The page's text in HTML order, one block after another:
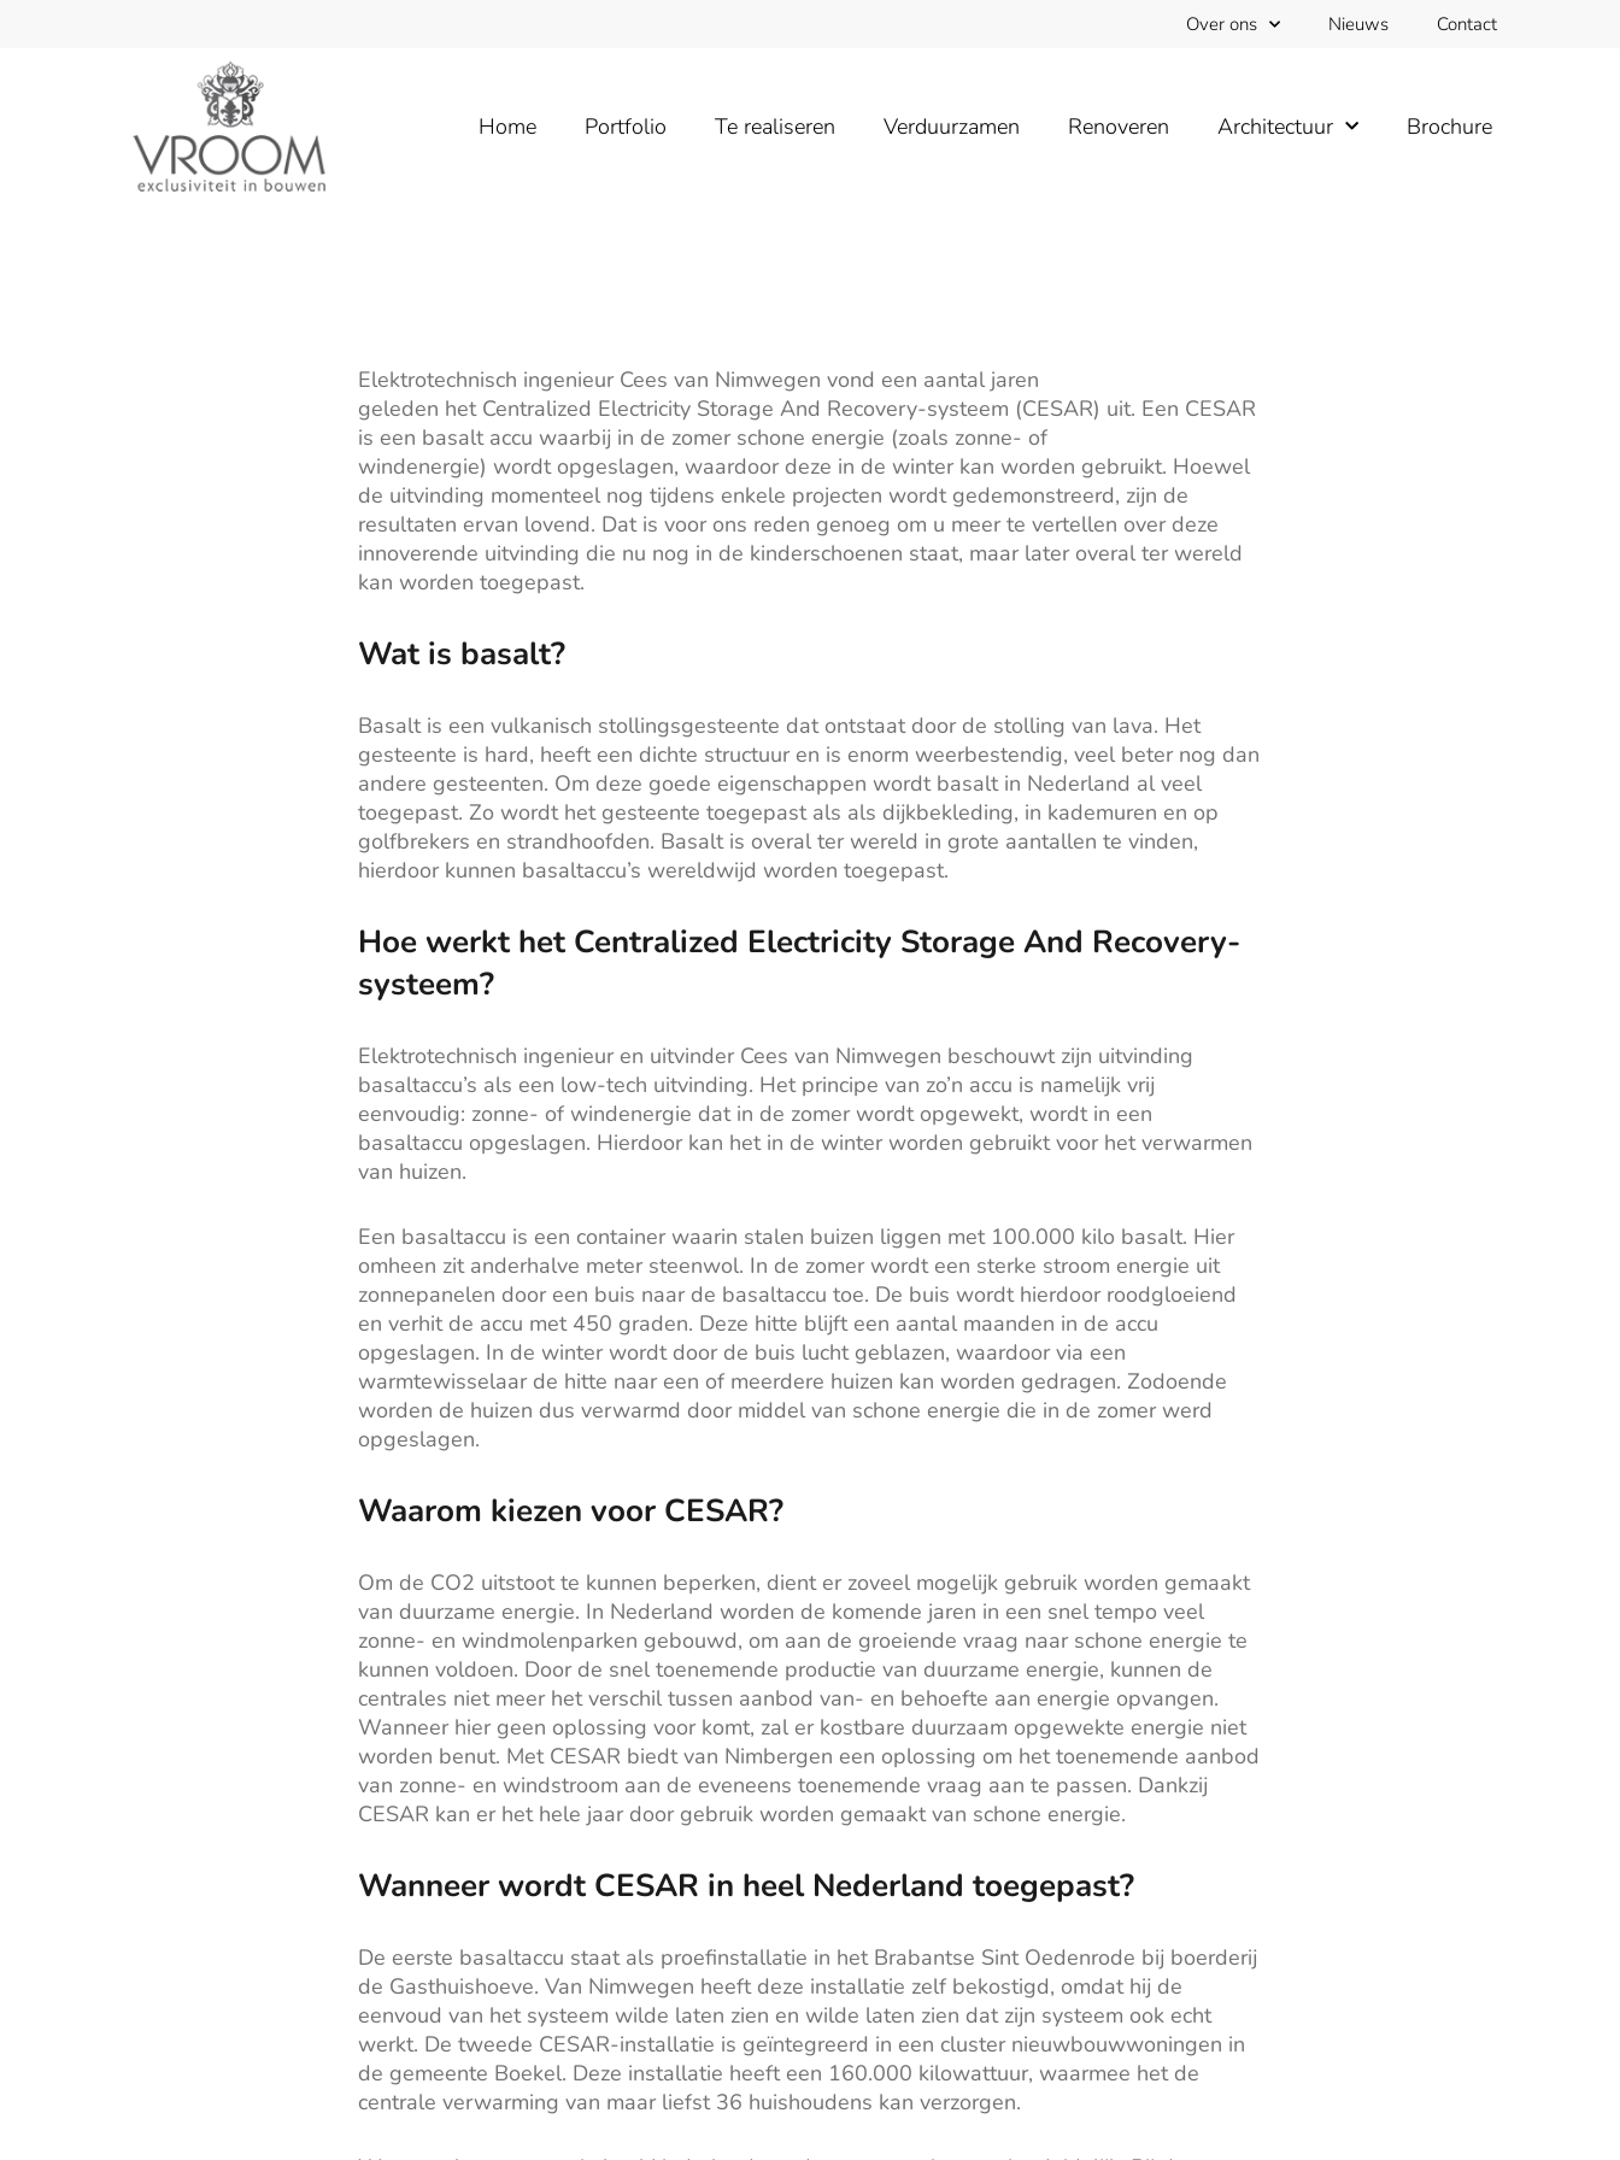
Over ons Nieuws Contact
Home Portfolio Te realiseren Verduurzamen Renoveren Architectuur Brochure
Elektrotechnisch ingenieur Cees van Nimwegen vond een aantal jaren
geleden het Centralized Electricity Storage And Recovery-systeem (CESAR) uit. Een CESAR
is een basalt accu waarbij in de zomer schone energie (zoals zonne- of
windenergie) wordt opgeslagen, waardoor deze in de winter kan worden gebruikt. Hoewel
de uitvinding momenteel nog tijdens enkele projecten wordt gedemonstreerd, zijn de
resultaten ervan lovend. Dat is voor ons reden genoeg om u meer te vertellen over deze
innoverende uitvinding die nu nog in de kinderschoenen staat, maar later overal ter wereld
kan worden toegepast.
Wat is basalt?
Basalt is een vulkanisch stollingsgesteente dat ontstaat door de stolling van lava. Het
gesteente is hard, heeft een dichte structuur en is enorm weerbestendig, veel beter nog dan
andere gesteenten. Om deze goede eigenschappen wordt basalt in Nederland al veel
toegepast. Zo wordt het gesteente toegepast als als dijkbekleding, in kademuren en op
golfbrekers en strandhoofden. Basalt is overal ter wereld in grote aantallen te vinden,
hierdoor kunnen basaltaccu’s wereldwijd worden toegepast.
Hoe werkt het Centralized Electricity Storage And Recovery-
systeem?
Elektrotechnisch ingenieur en uitvinder Cees van Nimwegen beschouwt zijn uitvinding
basaltaccu’s als een low-tech uitvinding. Het principe van zo’n accu is namelijk vrij
eenvoudig: zonne- of windenergie dat in de zomer wordt opgewekt, wordt in een
basaltaccu opgeslagen. Hierdoor kan het in de winter worden gebruikt voor het verwarmen
van huizen.
Een basaltaccu is een container waarin stalen buizen liggen met 100.000 kilo basalt. Hier
omheen zit anderhalve meter steenwol. In de zomer wordt een sterke stroom energie uit
zonnepanelen door een buis naar de basaltaccu toe. De buis wordt hierdoor roodgloeiend
en verhit de accu met 450 graden. Deze hitte blijft een aantal maanden in de accu
opgeslagen. In de winter wordt door de buis lucht geblazen, waardoor via een
warmtewisselaar de hitte naar een of meerdere huizen kan worden gedragen. Zodoende
worden de huizen dus verwarmd door middel van schone energie die in de zomer werd
opgeslagen.
Waarom kiezen voor CESAR?
Om de CO2 uitstoot te kunnen beperken, dient er zoveel mogelijk gebruik worden gemaakt
van duurzame energie. In Nederland worden de komende jaren in een snel tempo veel
zonne- en windmolenparken gebouwd, om aan de groeiende vraag naar schone energie te
kunnen voldoen. Door de snel toenemende productie van duurzame energie, kunnen de
centrales niet meer het verschil tussen aanbod van- en behoefte aan energie opvangen.
Wanneer hier geen oplossing voor komt, zal er kostbare duurzaam opgewekte energie niet
worden benut. Met CESAR biedt van Nimbergen een oplossing om het toenemende aanbod
van zonne- en windstroom aan de eveneens toenemende vraag aan te passen. Dankzij
CESAR kan er het hele jaar door gebruik worden gemaakt van schone energie.
Wanneer wordt CESAR in heel Nederland toegepast?
De eerste basaltaccu staat als proefinstallatie in het Brabantse Sint Oedenrode bij boerderij
de Gasthuishoeve. Van Nimwegen heeft deze installatie zelf bekostigd, omdat hij de
eenvoud van het systeem wilde laten zien en wilde laten zien dat zijn systeem ook echt
werkt. De tweede CESAR-installatie is geïntegreerd in een cluster nieuwbouwwoningen in
de gemeente Boekel. Deze installatie heeft een 160.000 kilowattuur, waarmee het de
centrale verwarming van maar liefst 36 huishoudens kan verzorgen.